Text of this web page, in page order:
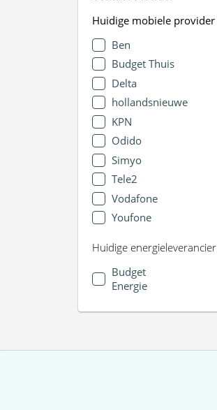
Huidige mobiele provider
Ben
Budget Thuis
Delta
hollandsnieuwe
KPN
Odido
Simyo
Tele2
Vodafone
Youfone
Huidige energieleverancier
Budget
Energie